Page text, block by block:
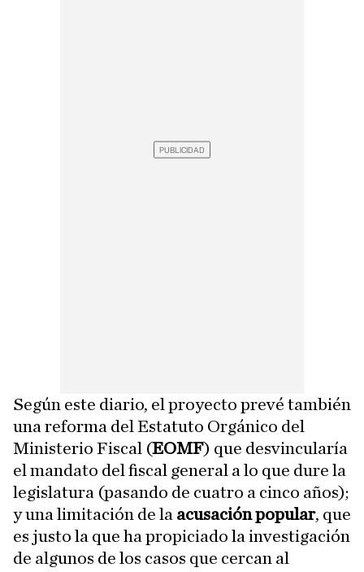
Según este diario, el proyecto prevé también
una reforma del Estatuto Orgánico del
Ministerio Fiscal (EOMF) que desvincularía
el mandato del fiscal general a lo que dure la
legislatura (pasando de cuatro a cinco años);
y una limitación de la acusación popular, que
es justo la que ha propiciado la investigación
de algunos de los casos que cercan al